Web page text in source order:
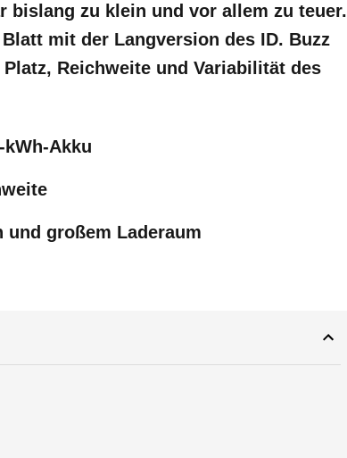
bislang zu klein und vor allem zu teuer.
mit der Langversion des ID. Buzz
Reichweite und Variabilität des
Akku
großem Laderaum